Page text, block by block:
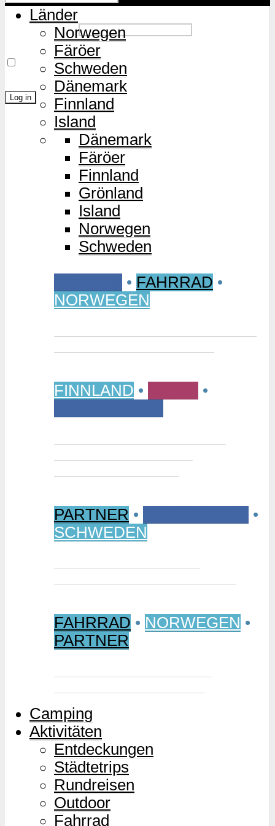
Password
Remember Me
Lost Password?
Länder
Norwegen
Färöer
Schweden
Dänemark
Finnland
Island
Dänemark
Färöer
Finnland
Grönland
Island
Norwegen
Schweden
• FAHRRAD •
NORWEGEN
FINNLAND •
•
PARTNER •
•
SCHWEDEN
FAHRRAD • NORWEGEN •
PARTNER
Camping
Aktivitäten
Entdeckungen
Städtetrips
Rundreisen
Outdoor
Fahrrad